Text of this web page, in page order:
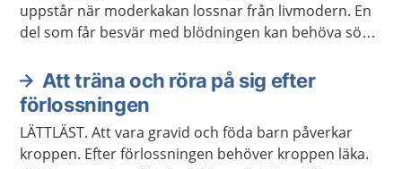
uppstår när moderkakan lossnar från livmodern. En
del som får besvär med blödningen kan behöva söka
Att träna och röra på sig efter
förlossningen
LÄTTLÄST. Att vara gravid och föda barn påverkar
kroppen. Efter förlossningen behöver kroppen läka.